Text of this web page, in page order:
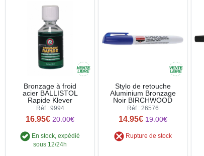
Bronzage à froid
acier BALLISTOL
Rapide Klever
Réf : 9994
16.95€ 20.00€
En stock, expédié
sous 12/24h
Stylo de retouche
Aluminium Bronzage
Noir BIRCHWOOD
Réf : 26576
14.95€ 19.00€
Rupture de stock